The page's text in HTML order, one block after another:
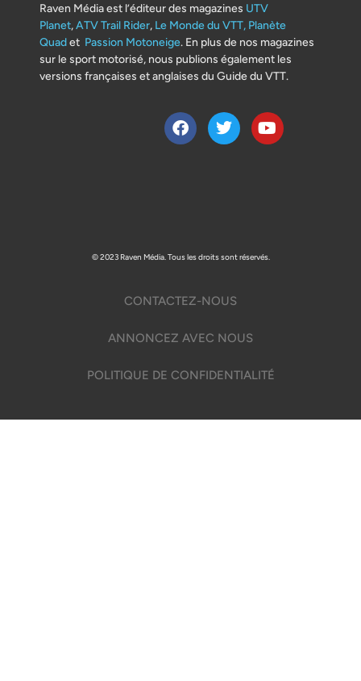
Raven Média est l’éditeur des magazines UTV
Planet,ATV Trail Rider, Le Monde du VTT, Planète
Quadet Passion Motoneige. En plus de nos magazines
sur le sport motorisé, nous publions également les
versions françaises et anglaises du Guide du VTT.
© 2023 Raven Média. Tous les droits sont réservés.
CONTACTEZ-NOUS
ANNONCEZ AVEC NOUS
POLITIQUE DE CONFIDENTIALITÉ